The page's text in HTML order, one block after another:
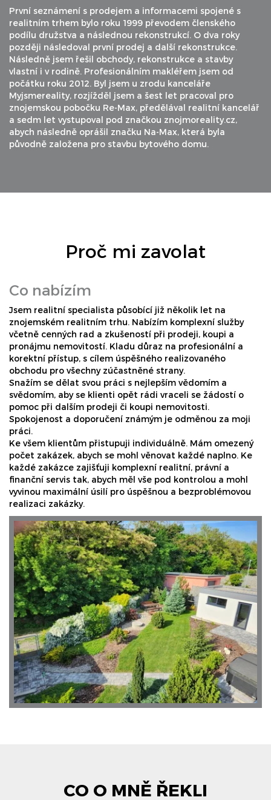
První seznámení s prodejem a informacemi spojené s
realitním trhem bylo roku 1999 převodem členského
podílu družstva a následnou rekonstrukcí. O dva roky
později následoval první prodej a další rekonstrukce.
Následně jsem řešil obchody, rekonstrukce a stavby
vlastní i v rodině. Profesionálním makléřem jsem od
počátku roku 2012. Byl jsem u zrodu kanceláře
Myjsmereality, rozjížděl jsem a šest let pracoval pro
znojemskou pobočku Re-Max, předělával realitní kancelář
a sedm let vystupoval pod značkou znojmoreality.cz,
abych následně oprášil značku Na-Max, která byla
původně založena pro stavbu bytového domu.
Proč mi zavolat
Co nabízím
Jsem realitní specialista působící již několik let na
znojemském realitním trhu. Nabízím komplexní služby
včetně cenných rad a zkušeností při prodeji, koupi a
pronájmu nemovitostí. Kladu důraz na profesionální a
korektní přístup, s cílem úspěšného realizovaného
obchodu pro všechny zúčastněné strany.
Snažím se dělat svou práci s nejlepším vědomím a
svědomím, aby se klienti opět rádi vraceli se žádostí o
pomoc při dalším prodeji či koupi nemovitosti.
Spokojenost a doporučení známým je odměnou za moji
práci.
Ke všem klientům přistupuji individuálně. Mám omezený
počet zakázek, abych se mohl věnovat každé naplno. Ke
každé zakázce zajišťuji komplexní realitní, právní a
finanční servis tak, abych měl vše pod kontrolou a mohl
vyvinou maximální úsilí pro úspěšnou a bezproblémovou
realizaci zakázky.
CO O MNĚ ŘEKLI